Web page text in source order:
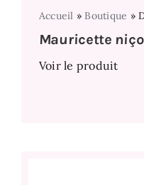
Accueil » Boutique »
Mauricette
Voir le produit